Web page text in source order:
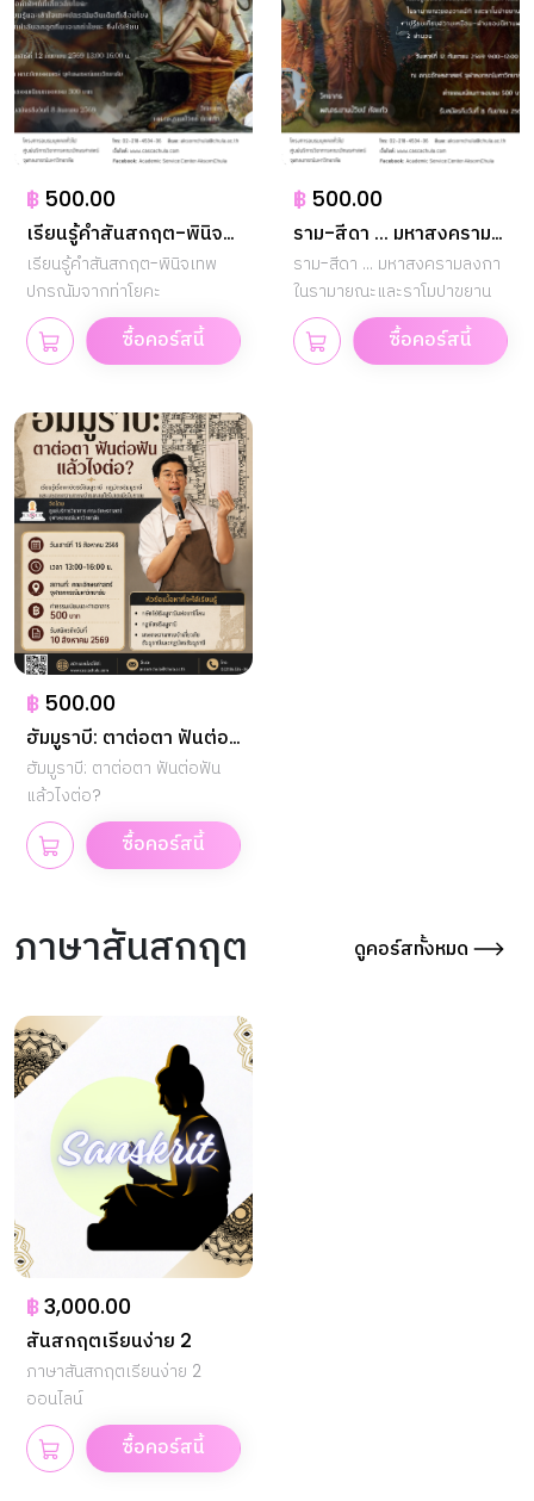
฿ 500.00
เรียนรู้คำสันสกฤต-พินิจ
เทพปกรณัมจากท่าโยคะ
เรียนรู้คำสันสกฤต-พินิจเทพ
ปกรณัมจากท่าโยคะ
ซื้อคอร์สนี้
฿ 500.00
ราม-สีดา ... มหาสงคราม
ลงกาในรามายณะและราโม
ปาขยาน
ราม-สีดา ... มหาสงครามลงกา
ในรามายณะและราโมปาขยาน
ซื้อคอร์สนี้
฿ 500.00
ฮัมมูราบี: ตาต่อตา ฟันต่อ
ฟัน แล้วไงต่อ?
ฮัมมูราบี: ตาต่อตา ฟันต่อฟัน
แล้วไงต่อ?
ซื้อคอร์สนี้
ภาษาสันสกฤต ดูคอร์สทั้งหมด
฿3,000.00
สันสกฤตเรียนง่าย 2
ภาษาสันสกฤตเรียนง่าย 2
ออนไลน์
ซื้อคอร์สนี้